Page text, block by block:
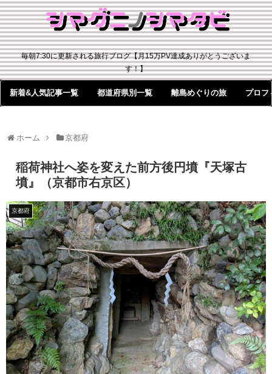
毎朝7:30に更新される旅行ブログ【月15万PV達成ありがとうございま
す！】
新着&人気記事一覧 都道府県別一覧 離島めぐりの旅 プロフ
ホーム 京都府
稲荷神社へ姿を変えた前方後円墳『天塚古
墳』（京都市右京区）
京都府